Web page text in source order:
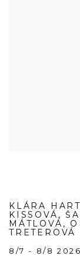
KLÁRA
KISSOVÁ,
MÁTLOVÁ,
TRETEROVÁ
8/7 - 8/8 2026